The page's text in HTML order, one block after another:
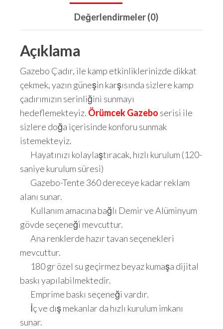
Değerlendirmeler (0)
Açıklama
Gazebo Çadır, ile kamp etkinliklerinizde dikkat
çekmek, yazın güneşin karşısında sizlere kamp
çadırımızın serinliğini sunmayı
hedeflemekteyiz. Örümcek Gazebo serisi ile
sizlere doğa içerisinde konforu sunmak
istemekteyiz.
Hayatınızı kolaylaştıracak, hızlı kurulum (120-
saniye kurulum süresi)
Gazebo-Tente 360 dereceye kadar reklam
alanı sunar.
Kullanım amacına bağlı Demir ve Alüminyum
gövde seçeneği mevcuttur.
Ana renklerde hazır tavan seçenekleri
mevcuttur.
180 gr özel su geçirmez beyaz kumaşa dijital
baskı yapılabilmektedir.
Emprime baskı seçeneği vardır.
İç ve dış mekanlar da hızlı kurulum imkanı
sunar.